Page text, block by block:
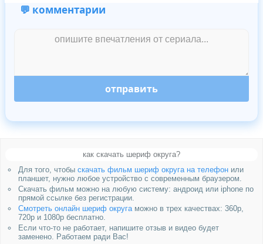
💬 комментарии
отправить
как скачать шериф округа?
Для того, чтобы скачать фильм шериф округа на телефонили
планшет, нужно любое устройство с современным браузером.
Скачать фильм можно на любую систему: андроид или iphone по
прямой ссылке без регистрации.
Смотреть онлайн шериф округаможно в трех качествах: 360p,
720p и 1080p бесплатно.
Если что-то не работает, напишите отзыв и видео будет
заменено. Работаем ради Вас!